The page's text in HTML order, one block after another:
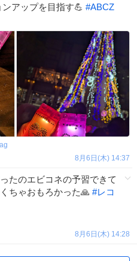
アップを目指す💪 #ABCZ
8月6日(木) 14:37
たのエビコネの予習できて
ちゃおもろかった🙏 #レコ
8月6日(木) 14:28